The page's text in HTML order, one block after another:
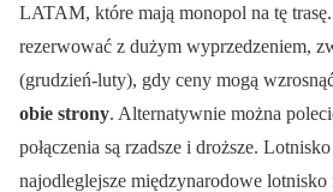
LATAM, które mają monopol na tę
rezerwować z dużym wyprzedzeniem,
(grudzień-luty), gdy ceny mogą
obie strony. Alternatywnie można
połączenia są rzadsze i droższe.
najodleglejsze międzynarodowe lotnisko